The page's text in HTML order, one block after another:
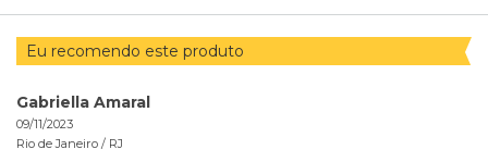
Eu recomendo este produto
Gabriella Amaral
09/11/2023
Rio de Janeiro / RJ